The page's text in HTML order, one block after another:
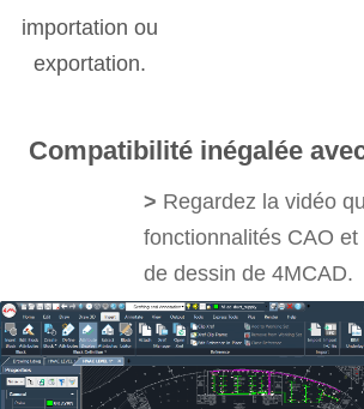
importation ou
exportation.
Compatibilité inégalée
> Regardez la vidéo
fonctionnalités CAO
de dessin de 4MCAD.